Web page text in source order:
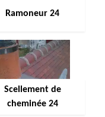
Ramoneur 24
Scellement de
cheminée 24